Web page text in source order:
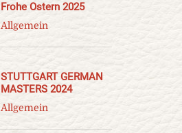
Frohe Ostern 2025
Allgemein
STUTTGART GERMAN
MASTERS 2024
Allgemein